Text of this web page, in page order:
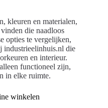
kleuren en materialen,
die naadloos
opties te vergelijken,
industrieelinhuis.nl die
en interieur.
functioneel zijn,
in elke ruimte.
winkelen